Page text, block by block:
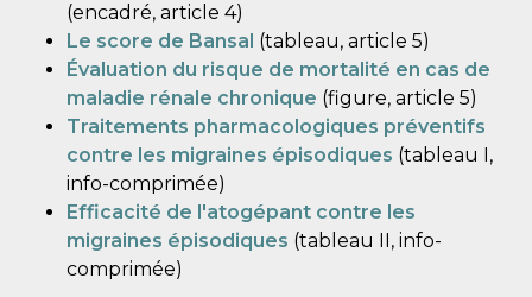
(encadré, article 4)
Le score de Bansal (tableau, article 5)
Évaluation du risque de mortalité en cas de
maladie rénale chronique (figure, article 5)
Traitements pharmacologiques préventifs
contre les migraines épisodiques (tableau I,
info-comprimée)
Efficacité de l'atogépant contre les
migraines épisodiques (tableau II, info-
comprimée)